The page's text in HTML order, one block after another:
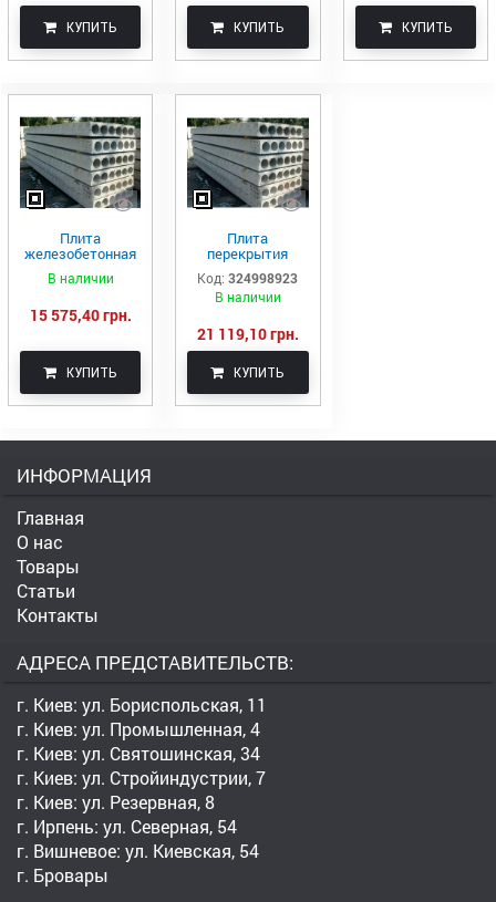
КУПИТЬ КУПИТЬ КУПИТЬ
Плита
железобетонная
многопустотная
ПК85.12-8
В наличии
15 575,40 грн.
КУПИТЬ
Плита
перекрытия
пустотная ПК 87-
15-8
Код: 324998923
В наличии
21 119,10 грн.
КУПИТЬ
ИНФОРМАЦИЯ
Главная
О нас
Товары
Статьи
Контакты
АДРЕСА ПРЕДСТАВИТЕЛЬСТВ:
г. Киев: ул. Бориспольская, 11
г. Киев: ул. Промышленная, 4
г. Киев: ул. Святошинская, 34
г. Киев: ул. Стройиндустрии, 7
г. Киев: ул. Резервная, 8
г. Ирпень: ул. Северная, 54
г. Вишневое: ул. Киевская, 54
г. Бровары